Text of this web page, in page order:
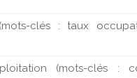
clés : taux
(mots-clés :